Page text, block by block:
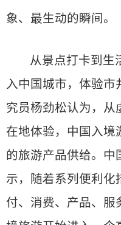
象、最生动的瞬间。
从景点打卡到生
入中国城市，体验
究员杨劲松认为，从
在地体验，中国入境
的旅游产品供给。中
示，随着系列便利化
付、消费、产品、服